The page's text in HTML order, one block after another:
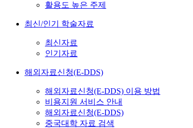
활용도 높은 주제
최신/인기 학술자료
최신자료
인기자료
해외자료신청(E-DDS)
해외자료신청(E-DDS) 이용 방법
비용지원 서비스 안내
해외자료신청(E-DDS)
중국대학 자료 검색